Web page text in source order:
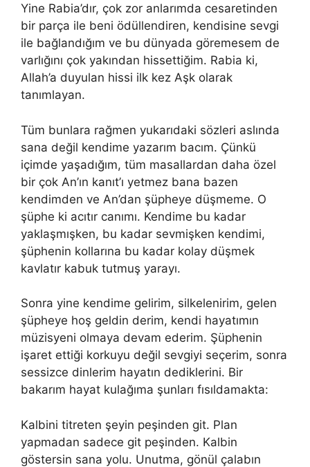
Yine Rabia’dır, çok zor anlarımda cesaretinden
bir parça ile beni ödüllendiren, kendisine sevgi
ile bağlandığım ve bu dünyada göremesem de
varlığını çok yakından hissettiğim. Rabia ki,
Allah’a duyulan hissi ilk kez Aşk olarak
tanımlayan.
Tüm bunlara rağmen yukarıdaki sözleri aslında
sana değil kendime yazarım bacım. Çünkü
içimde yaşadığım, tüm masallardan daha özel
bir çok An’ın kanıt’ı yetmez bana bazen
kendimden ve An’dan şüpheye düşmeme. O
şüphe ki acıtır canımı. Kendime bu kadar
yaklaşmışken, bu kadar sevmişken kendimi,
şüphenin kollarına bu kadar kolay düşmek
kavlatır kabuk tutmuş yarayı.
Sonra yine kendime gelirim, silkelenirim, gelen
şüpheye hoş geldin derim, kendi hayatımın
müzisyeni olmaya devam ederim. Şüphenin
işaret ettiği korkuyu değil sevgiyi seçerim, sonra
sessizce dinlerim hayatın dediklerini. Bir
bakarım hayat kulağıma şunları fısıldamakta:
Kalbini titreten şeyin peşinden git. Plan
yapmadan sadece git peşinden. Kalbin
göstersin sana yolu. Unutma, gönül çalabın